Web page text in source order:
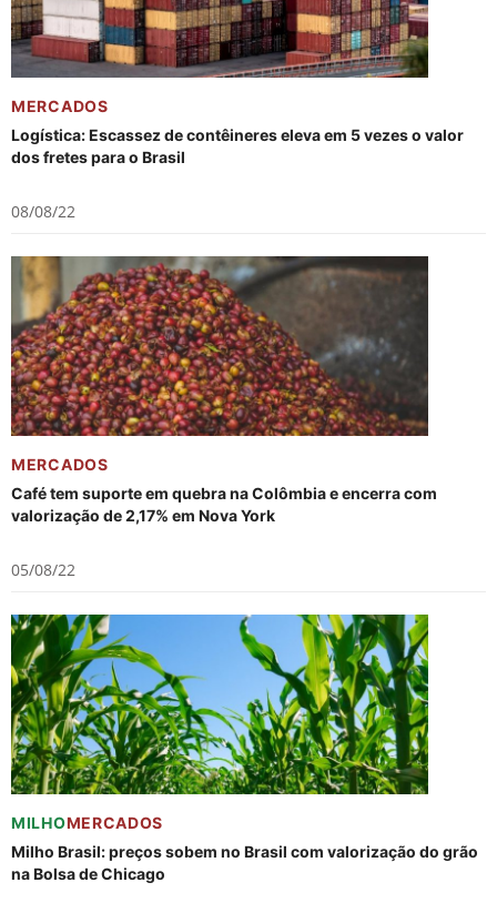
MERCADOS
Logística: Escassez de contêineres eleva em 5 vezes o valor
dos fretes para o Brasil
08/08/22
MERCADOS
Café tem suporte em quebra na Colômbia e encerra com
valorização de 2,17% em Nova York
05/08/22
MILHOMERCADOS
Milho Brasil: preços sobem no Brasil com valorização do grão
na Bolsa de Chicago